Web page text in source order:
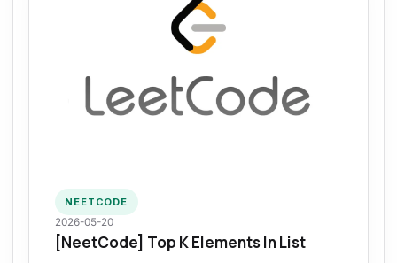
NEETCODE
2026-05-20
[NeetCode] Top K Elements In List